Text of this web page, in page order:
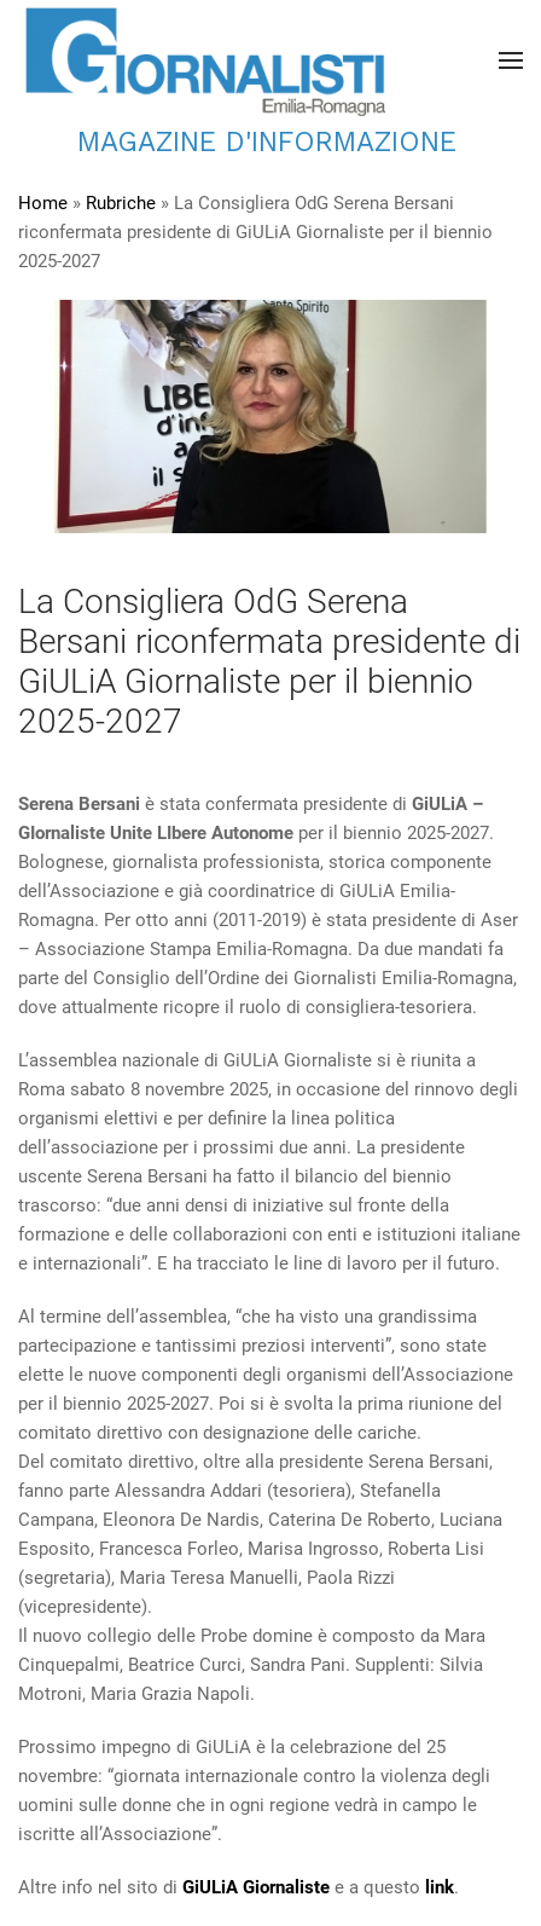
MAGAZINE D'INFORMAZIONE
Home » Rubriche » La Consigliera OdG Serena Bersani
riconfermata presidente di GiULiA Giornaliste per il biennio
2025-2027
La Consigliera OdG Serena
Bersani riconfermata presidente di
GiULiA Giornaliste per il biennio
2025-2027
Serena Bersani è stata confermata presidente di GiULiA –
GIornaliste Unite LIbere Autonome per il biennio 2025-2027.
Bolognese, giornalista professionista, storica componente
dell’Associazione e già coordinatrice di GiULiA Emilia-
Romagna. Per otto anni (2011-2019) è stata presidente di Aser
– Associazione Stampa Emilia-Romagna. Da due mandati fa
parte del Consiglio dell’Ordine dei Giornalisti Emilia-Romagna,
dove attualmente ricopre il ruolo di consigliera-tesoriera.
L’assemblea nazionale di GiULiA Giornaliste si è riunita a
Roma sabato 8 novembre 2025, in occasione del rinnovo degli
organismi elettivi e per definire la linea politica
dell’associazione per i prossimi due anni. La presidente
uscente Serena Bersani ha fatto il bilancio del biennio
trascorso: “due anni densi di iniziative sul fronte della
formazione e delle collaborazioni con enti e istituzioni italiane
e internazionali”. E ha tracciato le line di lavoro per il futuro.
Al termine dell’assemblea, “che ha visto una grandissima
partecipazione e tantissimi preziosi interventi”, sono state
elette le nuove componenti degli organismi dell’Associazione
per il biennio 2025-2027. Poi si è svolta la prima riunione del
comitato direttivo con designazione delle cariche.
Del comitato direttivo, oltre alla presidente Serena Bersani,
fanno parte Alessandra Addari (tesoriera), Stefanella
Campana, Eleonora De Nardis, Caterina De Roberto, Luciana
Esposito, Francesca Forleo, Marisa Ingrosso, Roberta Lisi
(segretaria), Maria Teresa Manuelli, Paola Rizzi
(vicepresidente).
Il nuovo collegio delle Probe domine è composto da Mara
Cinquepalmi, Beatrice Curci, Sandra Pani. Supplenti: Silvia
Motroni, Maria Grazia Napoli.
Prossimo impegno di GiULiA è la celebrazione del 25
novembre: “giornata internazionale contro la violenza degli
uomini sulle donne che in ogni regione vedrà in campo le
iscritte all’Associazione”.
Altre info nel sito di GiULiA Giornaliste e a questo link.